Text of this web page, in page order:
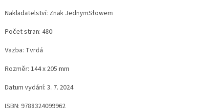
Nakladatelství: Znak JednymSłowem
Počet stran: 480
Vazba: Tvrdá
Rozměr: 144 x 205 mm
Datum vydání: 3. 7. 2024
ISBN: 9788324099962